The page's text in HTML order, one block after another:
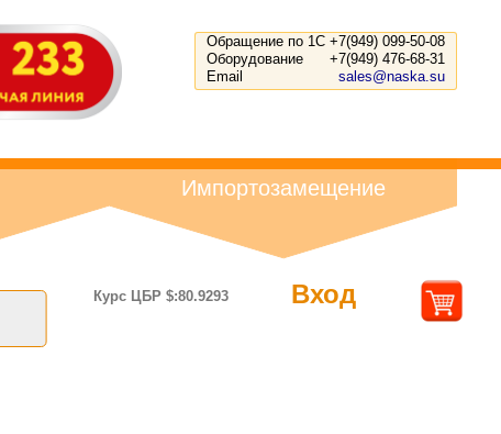
Обращение по 1С +7(949) 099-50-08
Оборудование
+7(949) 476-68-31
Email
sales@naska.su
Импортозамещение
Курс ЦБР $:80.9293 Вход